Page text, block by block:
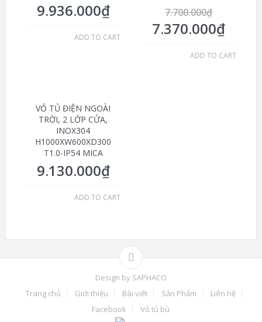
9.936.000₫
ADD TO CART
7.700.000₫
7.370.000₫
ADD TO CART
VỎ TỦ ĐIỆN NGOÀI
TRỜI, 2 LỚP CỬA,
INOX304
H1000XW600XD300
T1.0-IP54 MICA
9.130.000₫
ADD TO CART
Design by SAPHACO
Trang chủ
Giới thiệu Bài viết Sản Phẩm
Liên hệ
Facebook
Vỏ tủ bù